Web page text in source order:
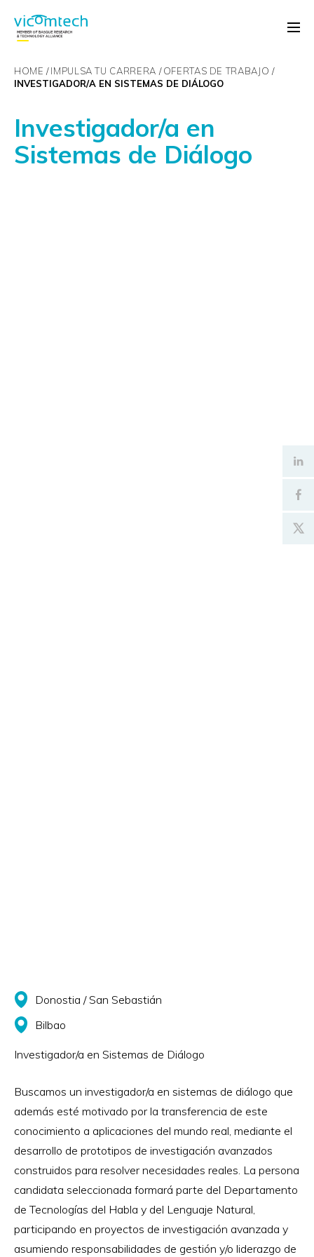
HOME IMPULSA TU CARRERA
OFERTAS DE TRABAJO
INVESTIGADOR/A EN SISTEMAS DE DIÁLOGO
Investigador/a en
Sistemas de Diálogo
Donostia / San Sebastián
Bilbao
Investigador/a en Sistemas de Diálogo
Buscamos un investigador/a en sistemas de diálogo que
además esté motivado por la transferencia de este
conocimiento a aplicaciones del mundo real, mediante el
desarrollo de prototipos de investigación avanzados
construidos para resolver necesidades reales. La persona
candidata seleccionada formará parte del Departamento
de Tecnologías del Habla y del Lenguaje Natural,
participando en proyectos de investigación avanzada y
asumiendo responsabilidades de gestión y/o liderazgo de